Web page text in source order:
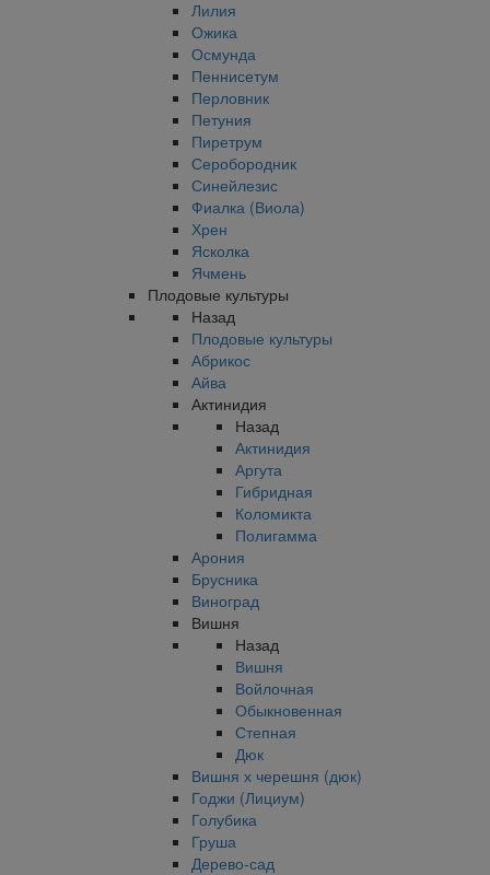
Лилия
Ожика
Осмунда
Пеннисетум
Перловник
Петуния
Пиретрум
Серобородник
Синейлезис
Фиалка (Виола)
Хрен
Ясколка
Ячмень
Плодовые культуры
Назад
Плодовые культуры
Абрикос
Айва
Актинидия
Назад
Актинидия
Аргута
Гибридная
Коломикта
Полигамма
Арония
Брусника
Виноград
Вишня
Назад
Вишня
Войлочная
Обыкновенная
Степная
Дюк
Вишня х черешня (дюк)
Годжи (Лициум)
Голубика
Груша
Дерево-сад